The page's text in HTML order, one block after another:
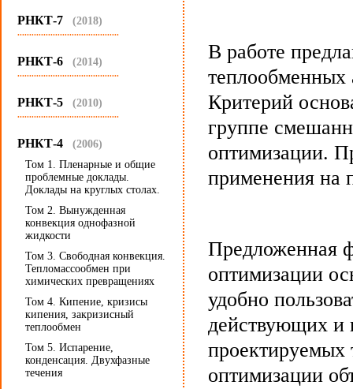
РНКТ-7 (2018)
...........................................
РНКТ-6 (2014)
...........................................
РНКТ-5 (2010)
...........................................
РНКТ-4 (2006)
Том 1. Пленарные и общие
проблемные доклады.
Доклады на круглых столах.
Том 2. Вынужденная
конвекция однофазной
жидкости
Том 3. Свободная конвекция.
Тепломассообмен при
химических превращениях
Том 4. Кипение, кризисы
кипения, закризисный
теплообмен
Том 5. Испарение,
конденсация. Двухфазные
течения
В работе
теплообменных
Критерий
группе
оптимизации.
применения на
Предложенная
оптимизации
удобно
действующих и
проектируемых
оптимизации